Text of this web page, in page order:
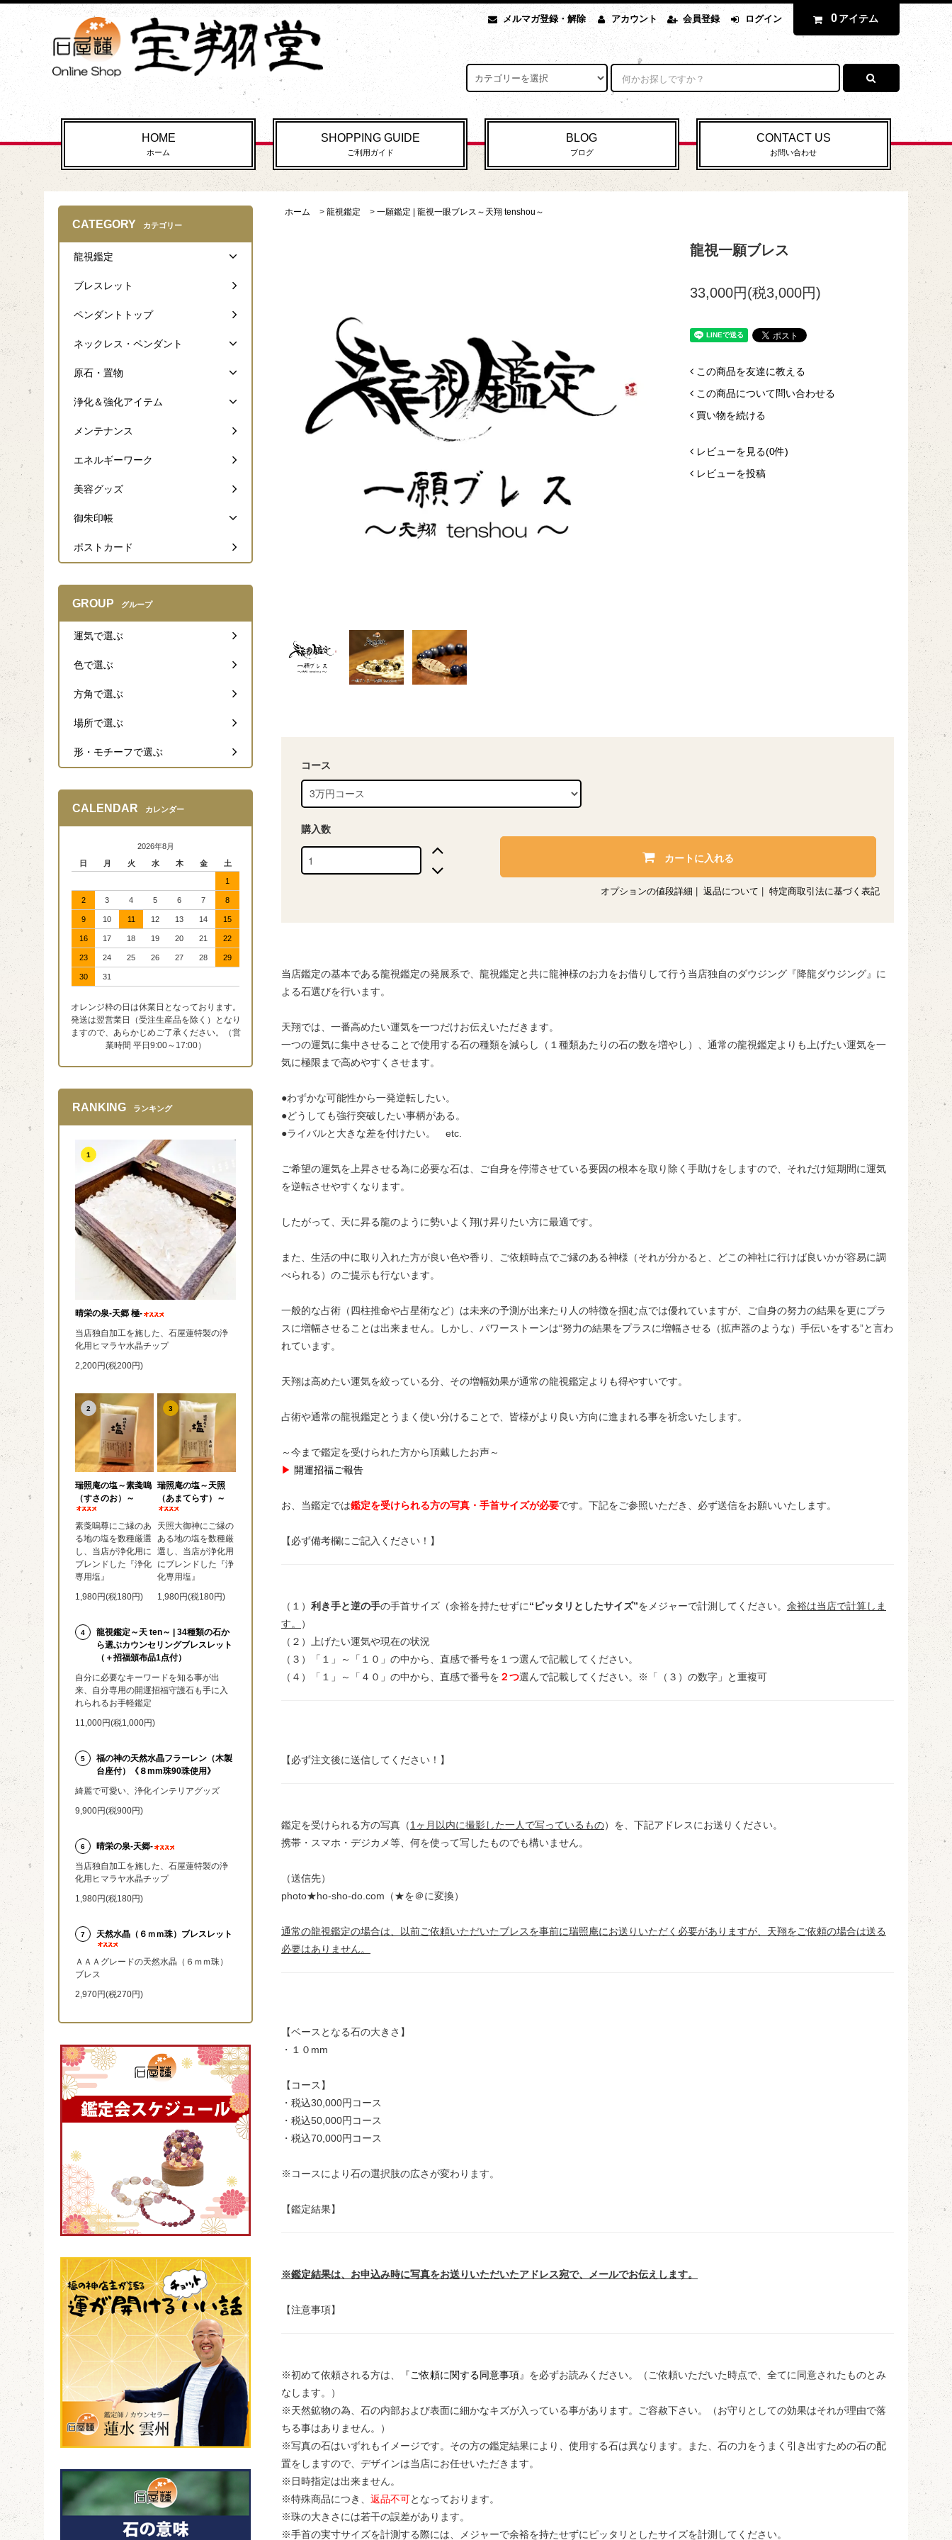
メルマガ登録・解除 アカウント 会員登録 ログイン 0 アイテム
HOME
ホーム
SHOPPING GUIDE
ご利用ガイド
BLOG
ブログ
CONTACT US
お問い合わせ
ホーム > 龍視鑑定 > 一願鑑定 | 龍視一眼ブレス～天翔 tenshou～
龍視一願ブレス
33,000円(税3,000円)
この商品を友達に教える
この商品について問い合わせる
買い物を続ける
レビューを見る(0件)
レビューを投稿
コース
購入数
カートに入れる
オプションの値段詳細 | 返品について | 特定商取引法に基づく表記
当店鑑定の基本である龍視鑑定の発展系で、龍視鑑定と共に龍神様のお力をお借りして行う当店独自のダウジング『降龍ダウジング』に
よる石選びを行います。
天翔では、一番高めたい運気を一つだけお伝えいただきます。
一つの運気に集中させることで使用する石の種類を減らし（１種類あたりの石の数を増やし）、通常の龍視鑑定よりも上げたい運気を一
気に極限まで高めやすくさせます。
●わずかな可能性から一発逆転したい。
●どうしても強行突破したい事柄がある。
●ライバルと大きな差を付けたい。 etc.
ご希望の運気を上昇させる為に必要な石は、ご自身を停滞させている要因の根本を取り除く手助けをしますので、それだけ短期間に運気
を逆転させやすくなります。
したがって、天に昇る龍のように勢いよく翔け昇りたい方に最適です。
また、生活の中に取り入れた方が良い色や香り、ご依頼時点でご縁のある神様（それが分かると、どこの神社に行けば良いかが容易に調
べられる）のご提示も行ないます。
一般的な占術（四柱推命や占星術など）は未来の予測が出来たり人の特徴を掴む点では優れていますが、ご自身の努力の結果を更にプラ
スに増幅させることは出来ません。しかし、パワーストーンは“努力の結果をプラスに増幅させる（拡声器のような）手伝いをする”と言わ
れています。
天翔は高めたい運気を絞っている分、その増幅効果が通常の龍視鑑定よりも得やすいです。
占術や通常の龍視鑑定とうまく使い分けることで、皆様がより良い方向に進まれる事を祈念いたします。
～今まで鑑定を受けられた方から頂戴したお声～
▶ 開運招福ご報告
お、当鑑定では鑑定を受けられる方の写真・手首サイズが必要です。下記をご参照いただき、必ず送信をお願いいたします。
【必ず備考欄にご記入ください！】
（１） 利き手と逆の手の手首サイズ（余裕を持たせずに“ピッタリとしたサイズ”をメジャーで計測してください。 余裕は当店で計算しま
す。
）
（２）上げたい運気や現在の状況
（３）「１」～「１０」の中から、直感で番号を１つ選んで記載してください。
（４）「１」～「４０」の中から、直感で番号を ２つ選んで記載してください。※「（３）の数字」と重複可
【必ず注文後に送信してください！】
鑑定を受けられる方の写真（1ヶ月以内に撮影した一人で写っているもの）を、下記アドレスにお送りください。
携帯・スマホ・デジカメ等、何を使って写したものでも構いません。
（送信先）
photo★ho-sho-do.com（★を＠に変換）
通常の龍視鑑定の場合は、以前ご依頼いただいたブレスを事前に瑞照庵にお送りいただく必要がありますが、天翔をご依頼の場合は送る
必要はありません。
【ベースとなる石の大きさ】
・１０mm
【コース】
・税込30,000円コース
・税込50,000円コース
・税込70,000円コース
※コースにより石の選択肢の広さが変わります。
【鑑定結果】
※鑑定結果は、お申込み時に写真をお送りいただいたアドレス宛で、メールでお伝えします。
【注意事項】
※初めて依頼される方は、『ご依頼に関する同意事項』を必ずお読みください。（ご依頼いただいた時点で、全てに同意されたものとみ
なします。）
※天然鉱物の為、石の内部および表面に細かなキズが入っている事があります。ご容赦下さい。（お守りとしての効果はそれが理由で落
ちる事はありません。）
※写真の石はいずれもイメージです。その方の鑑定結果により、使用する石は異なります。また、石の力をうまく引き出すための石の配
置をしますので、デザインは当店にお任せいただきます。
※日時指定は出来ません。
※特殊商品につき、 返品不可となっております。
※珠の大きさには若干の誤差があります。
※手首の実寸サイズを計測する際には、メジャーで余裕を持たせずにピッタリとしたサイズを計測してください。
CATEGORY カテゴリー
龍視鑑定
ブレスレット
ペンダントトップ
ネックレス・ペンダント
原石・置物
浄化＆強化アイテム
メンテナンス
エネルギーワーク
美容グッズ
御朱印帳
ポストカード
GROUP グループ
運気で選ぶ
色で選ぶ
方角で選ぶ
場所で選ぶ
形・モチーフで選ぶ
CALENDAR カレンダー
2026年8月
日
月 火 水 木 金 土
1
2 3 4 5 6 7 8
9 10 11 12 13 14 15
16 17 18 19 20 21 22
23 24 25 26 27 28 29
30 31
オレンジ枠の日は休業日となっております。
発送は翌営業日（受注生産品を除く）となり
ますので、あらかじめご了承ください。（営
業時間 平日9:00～17:00）
RANKING ランキング
1
晴栄の泉‐天郷 極‐
当店独自加工を施した、石屋蓮特製の浄
化用ヒマラヤ水晶チップ
2,200円(税200円)
2
瑞照庵の塩～素戔嗚
（すさのお）～
素戔嗚尊にご縁のあ
る地の塩を数種厳選
し、当店が浄化用に
ブレンドした『浄化
専用塩』
1,980円(税180円)
3
瑞照庵の塩～天照
（あまてらす）～
天照大御神にご縁の
ある地の塩を数種厳
選し、当店が浄化用
にブレンドした『浄
化専用塩』
1,980円(税180円)
4
龍視鑑定～天 ten～ | 34種類の石か
ら選ぶカウンセリングブレスレット
（＋招福頒布品1点付）
自分に必要なキーワードを知る事が出
来、自分専用の開運招福守護石も手に入
れられるお手軽鑑定
11,000円(税1,000円)
5
福の神の天然水晶フラーレン（木製
台座付）《８mm珠90珠使用》
綺麗で可愛い、浄化インテリアグッズ
9,900円(税900円)
6
晴栄の泉‐天郷‐
当店独自加工を施した、石屋蓮特製の浄
化用ヒマラヤ水晶チップ
1,980円(税180円)
7 天然水晶（６ｍｍ珠）ブレスレット
ＡＡＡグレードの天然水晶（６ｍｍ珠）
ブレス
2,970円(税270円)